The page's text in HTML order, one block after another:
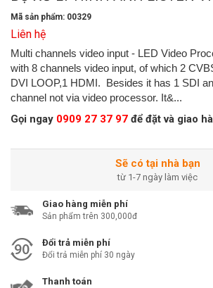
Mã sản phẩm: 00329
Liên hệ
Multi channels video input - LED Video
with 8 channels video input, of which 2
DVI LOOP,1 HDMI. Besides it has 1 SDI
channel not via video processor. It&...
Gọi ngay 0909 27 37 97 để đặt và giao
Sẽ có tại nhà bạn
từ 1-7 ngày làm việc
Giao hàng miễn phí
Sản phẩm trên 300,000đ
Đổi trả miễn phí
Đổi trả miễn phí 30 ngày
Thanh toán